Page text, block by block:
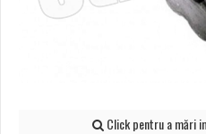
Click pentru a mări